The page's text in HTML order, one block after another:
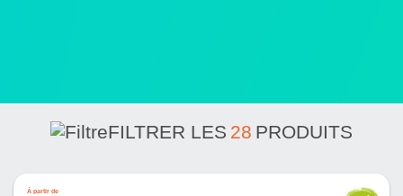
FILTRER LES 28 PRODUITS
À partir de